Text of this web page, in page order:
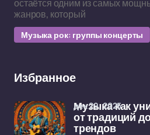
остаётся одним из самых
жанров, который
Музыка рок: группы концерты
Избранное
Музыка как
от традиций
трендов
дек 29, 2025